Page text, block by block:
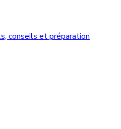
conseils et préparation